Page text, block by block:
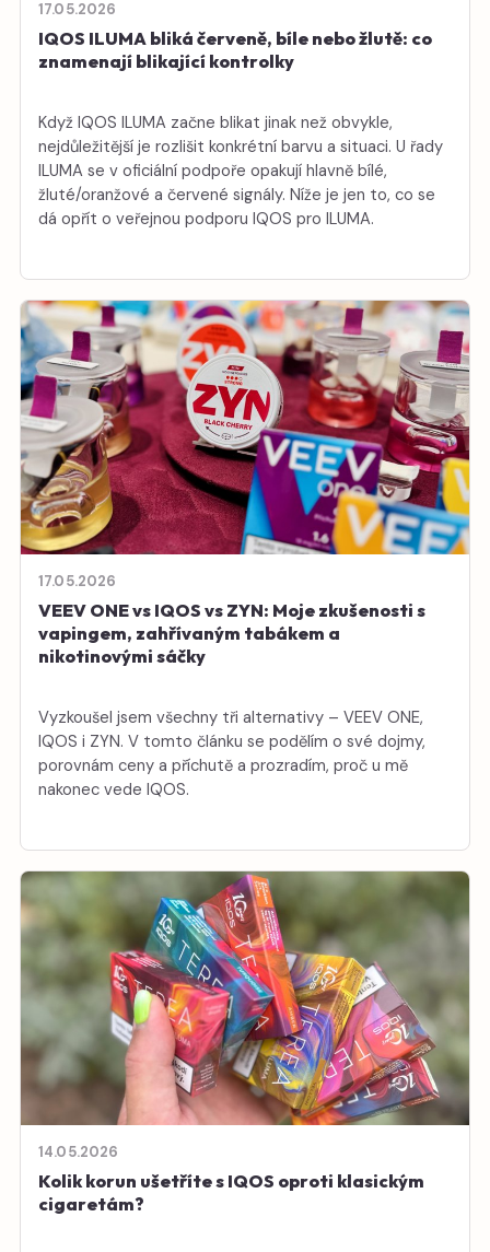
17.05.2026
IQOS ILUMA bliká červeně, bíle nebo žlutě: co
znamenají blikající kontrolky
Když IQOS ILUMA začne blikat jinak než obvykle,
nejdůležitější je rozlišit konkrétní barvu a situaci. U řady
ILUMA se v oficiální podpoře opakují hlavně bílé,
žluté/oranžové a červené signály. Níže je jen to, co se
dá opřít o veřejnou podporu IQOS pro ILUMA.
17.05.2026
VEEV ONE vs IQOS vs ZYN: Moje zkušenosti s
vapingem, zahřívaným tabákem a
nikotinovými sáčky
Vyzkoušel jsem všechny tři alternativy – VEEV ONE,
IQOS i ZYN. V tomto článku se podělím o své dojmy,
porovnám ceny a příchutě a prozradím, proč u mě
nakonec vede IQOS.
14.05.2026
Kolik korun ušetříte s IQOS oproti klasickým
cigaretám?